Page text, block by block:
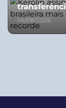
04/08/2026